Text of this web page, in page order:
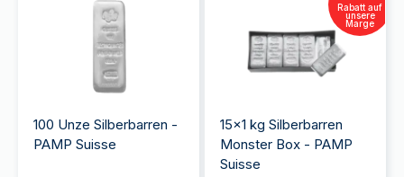
100 Unze Silberbarren -
PAMP Suisse
Rabatt auf
unsere
Marge
15x1 kg Silberbarren
Monster Box - PAMP
Suisse